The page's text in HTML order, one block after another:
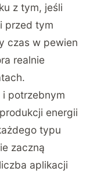
z tym, jeśli
przed tym
czas w pewien
realnie
i potrzebnym
energii
typu
zaczną
aplikacji